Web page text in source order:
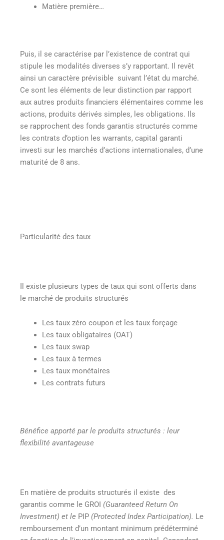
Matière première…
Puis, il se caractérise par l’existence de contrat qui
stipule les modalités diverses s’y rapportant. Il revêt
ainsi un caractère prévisible suivant l’état du marché.
Ce sont les éléments de leur distinction par rapport
aux autres produits financiers élémentaires comme les
actions, produits dérivés simples, les obligations. Ils
se rapprochent des fonds garantis structurés comme
les contrats d’option les warrants, capital garanti
investi sur les marchés d’actions internationales, d’une
maturité de 8 ans.
Particularité des taux
Il existe plusieurs types de taux qui sont offerts dans
le marché de produits structurés
Les taux zéro coupon et les taux forçage
Les taux obligataires (OAT)
Les taux swap
Les taux à termes
Les taux monétaires
Les contrats futurs
Bénéfice apporté par le produits structurés : leur
flexibilité avantageuse
En matière de produits structurés il existe des
garantis comme le GROI (Guaranteed Return On
Investment) et le PIP (Protected Index Participation). Le
remboursement d’un montant minimum prédéterminé